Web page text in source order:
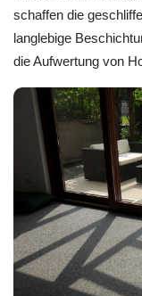
schaffen die
langlebige
die Aufwertung von